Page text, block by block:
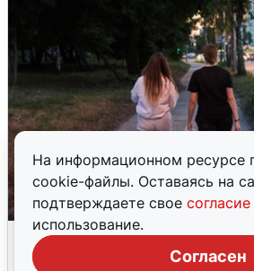
На информационном ресурсе
cookie-файлы. Оставаясь на
подтверждаете свое согласие
использование.
Согласен
Опубликована карта
воды в Воронеже